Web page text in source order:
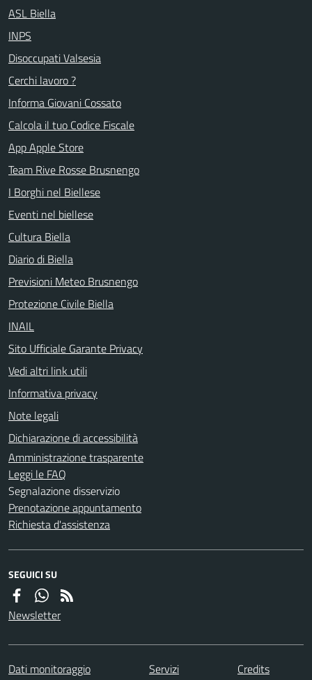
ASL Biella
INPS
Disoccupati Valsesia
Cerchi lavoro ?
Informa Giovani Cossato
Calcola il tuo Codice Fiscale
App Apple Store
Team Rive Rosse Brusnengo
I Borghi nel Biellese
Eventi nel biellese
Cultura Biella
Diario di Biella
Previsioni Meteo Brusnengo
Protezione Civile Biella
INAIL
Sito Ufficiale Garante Privacy
Vedi altri link utili
Informativa privacy
Note legali
Dichiarazione di accessibilità
Amministrazione trasparente
Leggi le FAQ
Segnalazione disservizio
Prenotazione appuntamento
Richiesta d'assistenza
SEGUICI SU
Newsletter
Dati monitoraggio Servizi
Credits